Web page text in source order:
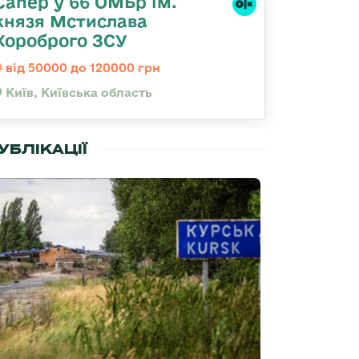
Мстислава
ЗСУ
від 50000 до 120000 грн
Київ, Київська область